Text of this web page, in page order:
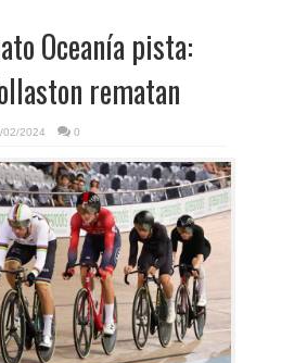
Oceanía pista:
rematan
02/2024 0